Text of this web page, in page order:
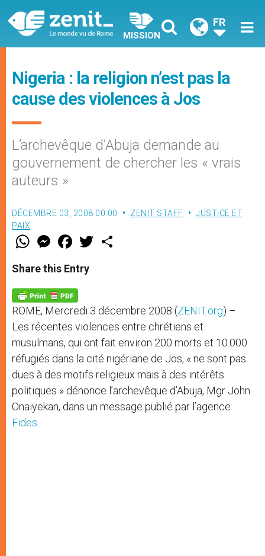
MISSION
FR
Nigeria : la religion n’est pas la
cause des violences à Jos
L’archevêque d’Abuja demande au
gouvernement de chercher les « vrais
auteurs »
DÉCEMBRE 03, 2008 00:00 ZENIT STAFF
JUSTICE ET
PAIX
W
t
s
p
p
M
e
s
e
g
e
r
F
a
e
b
o
k
w
Share this Entry
ROME, Mercredi 3 décembre 2008 (ZENIT.org) –
Les récentes violences entre chrétiens et
musulmans, qui ont fait environ 200 morts et 10.000
réfugiés dans la cité nigériane de Jos, « ne sont pas
dues à des motifs religieux mais à des intérêts
politiques » dénonce l’archevêque d’Abuja, Mgr John
Onaiyekan, dans un message publié par l’agence
Fides